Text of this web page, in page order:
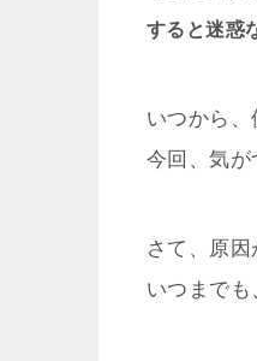
すると迷惑
いつから、
今回、気が
さて、原因
いつまでも